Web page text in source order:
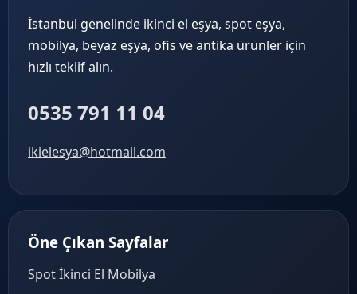
İstanbul genelinde ikinci el eşya, spot eşya,
mobilya, beyaz eşya, ofis ve antika ürünler için
hızlı teklif alın.
0535 791 11 04
ikielesya@hotmail.com
Öne Çıkan Sayfalar
Spot İkinci El Mobilya